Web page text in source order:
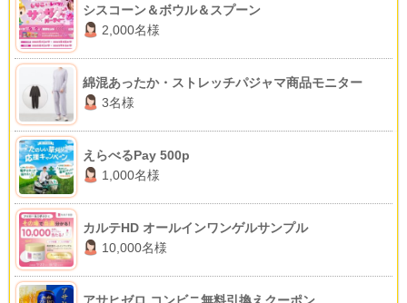
シスコーン＆ボウル＆スプーン
2,000名様
綿混あったか・ストレッチパジャマ商品モニター
3名様
えらべるPay 500p
1,000名様
カルテHD オールインワンゲルサンプル
10,000名様